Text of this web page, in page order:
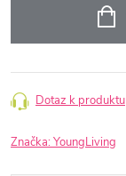
Dotaz k produktu
Značka:YoungLiving